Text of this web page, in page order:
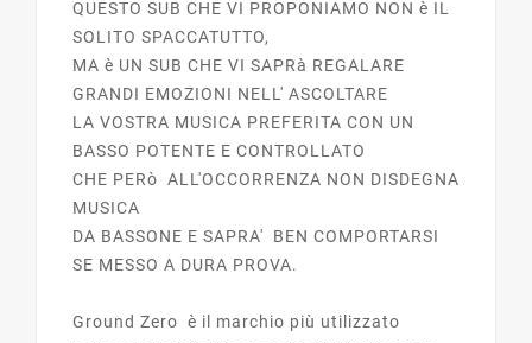
QUESTO SUB CHE VI PROPONIAMO NON è IL
SOLITO SPACCATUTTO,
MA è UN SUB CHE VI SAPRà REGALARE
GRANDI EMOZIONI NELL' ASCOLTARE
LA VOSTRA MUSICA PREFERITA CON UN
BASSO POTENTE E CONTROLLATO
CHE PERò ALL'OCCORRENZA NON DISDEGNA
MUSICA
DA BASSONE E SAPRA' BEN COMPORTARSI
SE MESSO A DURA PROVA.
Ground Zero è il marchio più utilizzato